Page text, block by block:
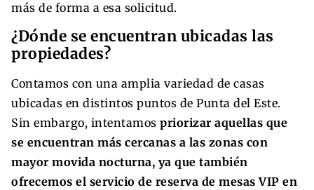
más de forma a esa solicitud.
¿Dónde se encuentran ubicadas las
propiedades?
Contamos con una amplia variedad de casas
ubicadas en distintos puntos de Punta del Este.
Sin embargo, intentamos priorizar aquellas que
se encuentran más cercanas a las zonas con
mayor movida nocturna, ya que también
ofrecemos el servicio de reserva de mesas VIP en